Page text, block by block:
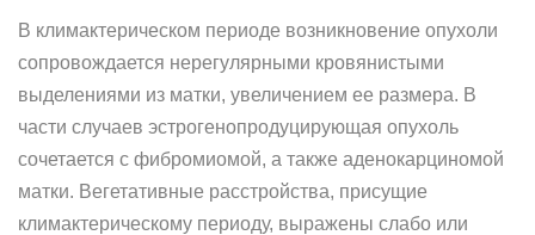
В климактерическом периоде возникновение опухоли
сопровождается нерегулярными кровянистыми
выделениями из матки, увеличением ее размера. В
части случаев эстрогенопродуцирующая опухоль
сочетается с фибромиомой, а также аденокарциномой
матки. Вегетативные расстройства, присущие
климактерическому периоду, выражены слабо или